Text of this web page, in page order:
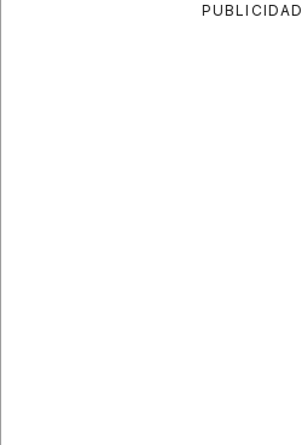
PUBLICIDAD